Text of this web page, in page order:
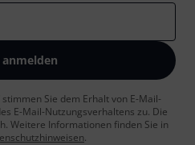
anmelden
stimmen Sie dem Erhalt von E-Mail-
E-Mail-Nutzungsverhaltens zu. Die
Weitere Informationen finden Sie in
.